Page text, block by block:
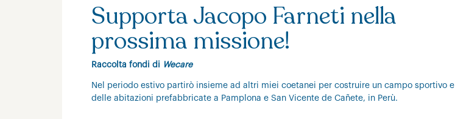
Supporta Jacopo Farneti nella
prossima missione!
Raccolta fondi di Wecare
Nel periodo estivo partirò insieme ad altri miei coetanei per costruire un campo sportivo e
delle abitazioni prefabbricate a Pamplona e San Vicente de Cañete, in Perù.